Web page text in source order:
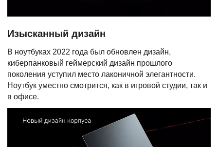
Изысканный дизайн
В ноутбуках 2022 года был обновлен дизайн,
киберпанковый геймерский дизайн прошлого
поколения уступил место лаконичной элегантности.
Ноутбук уместно смотрится, как в игровой студии, так и
в офисе.